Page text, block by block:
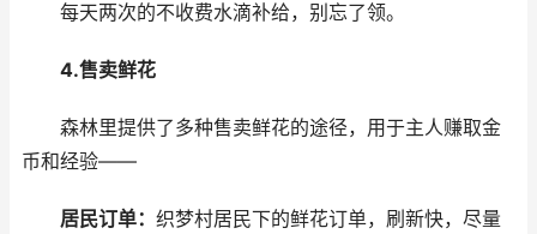
每天两次的不收费水滴补给，别忘了领。
4.售卖鲜花
森林里提供了多种售卖鲜花的途径，用于主人赚取金
币和经验——
居民订单： 织梦村居民下的鲜花订单，刷新快，尽量